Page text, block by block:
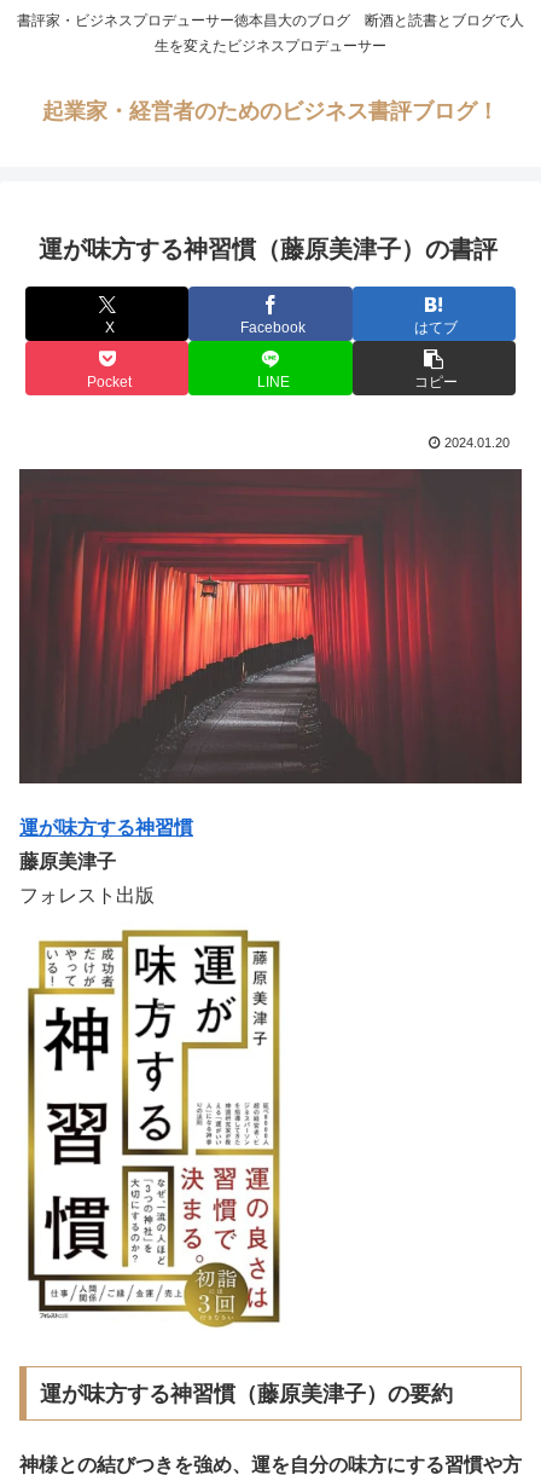
書評家・ビジネスプロデューサー徳本昌大のブログ 断酒と読書とブログで人
生を変えたビジネスプロデューサー
起業家・経営者のためのビジネス書評ブログ！
運が味方する神習慣（藤原美津子）の書評
X Facebook はてブ
Pocket LINE コピー
2024.01.20
運が味方する神習慣
藤原美津子
フォレスト出版
運が味方する神習慣（藤原美津子）の要約
神様との結びつきを強め、運を自分の味方にする習慣や方